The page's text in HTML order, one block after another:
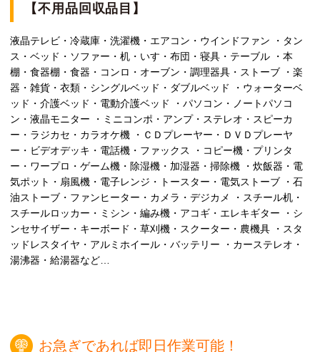
【不用品回収品目】
液晶テレビ・冷蔵庫・洗濯機・エアコン・ウインドファン ・タン
ス・ベッド・ソファー・机・いす・布団・寝具・テーブル ・本
棚・食器棚・食器・コンロ・オーブン・調理器具・ストーブ ・楽
器・雑貨・衣類・シングルベッド・ダブルベッド ・ウォーターベ
ッド・介護ベッド・電動介護ベッド ・パソコン・ノートパソコ
ン・液晶モニター ・ミニコンポ・アンプ・ステレオ・スピーカ
ー・ラジカセ・カラオケ機 ・ＣＤプレーヤー・ＤＶＤプレーヤ
ー・ビデオデッキ・電話機・ファックス ・コピー機・プリンタ
ー・ワープロ・ゲーム機・除湿機・加湿器・掃除機 ・炊飯器・電
気ポット・扇風機・電子レンジ・トースター・電気ストーブ ・石
油ストーブ・ファンヒーター・カメラ・デジカメ ・スチール机・
スチールロッカー・ミシン・編み機・アコギ・エレキギター ・シ
ンセサイザー・キーボード・草刈機・スクーター・農機具 ・スタ
ッドレスタイヤ・アルミホイール・バッテリー ・カーステレオ・
湯沸器・給湯器など…
お急ぎであれば即日作業可能！